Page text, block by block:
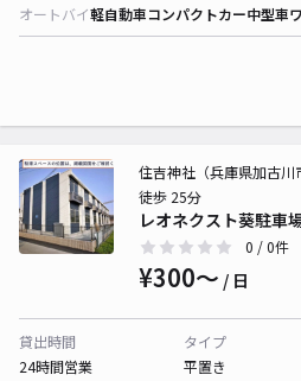
オートバイ軽自動車コンパクトカー中型車
レオネクスト葵駐車
住吉神社（兵庫県加古川
徒歩 25分
0 / 0件
¥300〜 / 日
貸出時間
24時間営業
タイプ
平置き